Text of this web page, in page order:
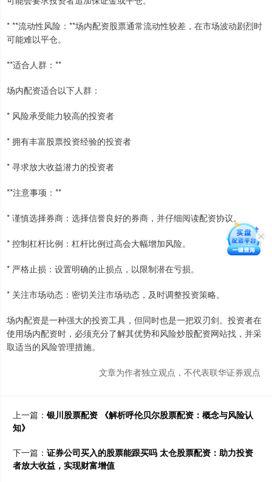
* **流动性风险：**场内配资股票通常流动性较差，在市场波动剧烈时
可能难以平仓。
**适合人群：**
场内配资适合以下人群：
* 风险承受能力较高的投资者
* 拥有丰富股票投资经验的投资者
* 寻求放大收益潜力的投资者
**注意事项：**
* 谨慎选择券商：选择信誉良好的券商，并仔细阅读配资协议。
* 控制杠杆比例：杠杆比例过高会大幅增加风险。
* 严格止损：设置明确的止损点，以限制潜在亏损。
* 关注市场动态：密切关注市场动态，及时调整投资策略。
场内配资是一种强大的投资工具，但同时也是一把双刃剑。投资者在
使用场内配资时，必须充分了解其优势和风险炒股配资网站找，并采
取适当的风险管理措施。
文章为作者独立观点，不代表联华证券观点
上一篇： 银川股票配资 《解析呼伦贝尔股票配资：概念与风险认
知》
下一篇： 证券公司买入的股票能跟买吗 太仓股票配资：助力投资
者放大收益，实现财富增值